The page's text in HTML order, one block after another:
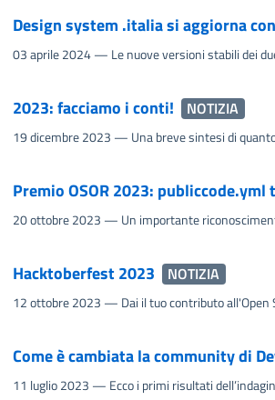
Design system .italia si aggiorna
03 aprile 2024— Le nuove versioni stabili dei
2023: facciamo i conti! NOTIZIA
19 dicembre 2023 — Una breve sintesi di
Premio OSOR 2023:
20 ottobre 2023 — Un importante
Hacktoberfest 2023 NOTIZIA
12 ottobre 2023 — Dai il tuo contributo all'Open
Come è cambiata la community di
11 luglio 2023 — Ecco i primi risultati